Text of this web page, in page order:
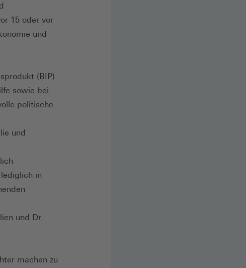
15 oder vor
und
(BIP)
sowie bei
politische
und
in
und Dr.
machen zu